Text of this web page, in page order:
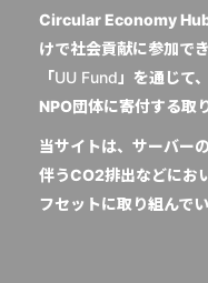
Circular Economy
けで社会貢献に参加で
「UU Fund 」を通じて
NPO団体に寄付する取
当サイトは、サーバー
伴うCO2排出などにお
フセットに取り組んで